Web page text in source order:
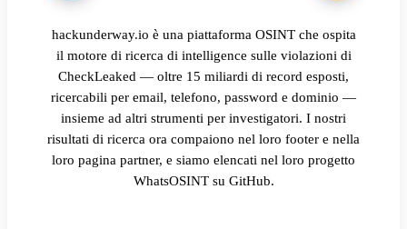
hackunderway.io è una piattaforma OSINT che ospita
il motore di ricerca di intelligence sulle violazioni di
CheckLeaked — oltre 15 miliardi di record esposti,
ricercabili per email, telefono, password e dominio —
insieme ad altri strumenti per investigatori. I nostri
risultati di ricerca ora compaiono nel loro footer e nella
loro pagina partner, e siamo elencati nel loro progetto
WhatsOSINT su GitHub.